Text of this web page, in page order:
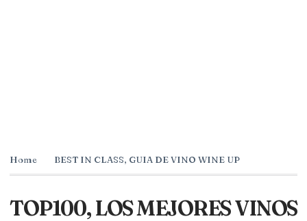
Home BEST IN CLASS, GUIA DE VINO WINE UP
TOP100, LOS MEJORES VINOS